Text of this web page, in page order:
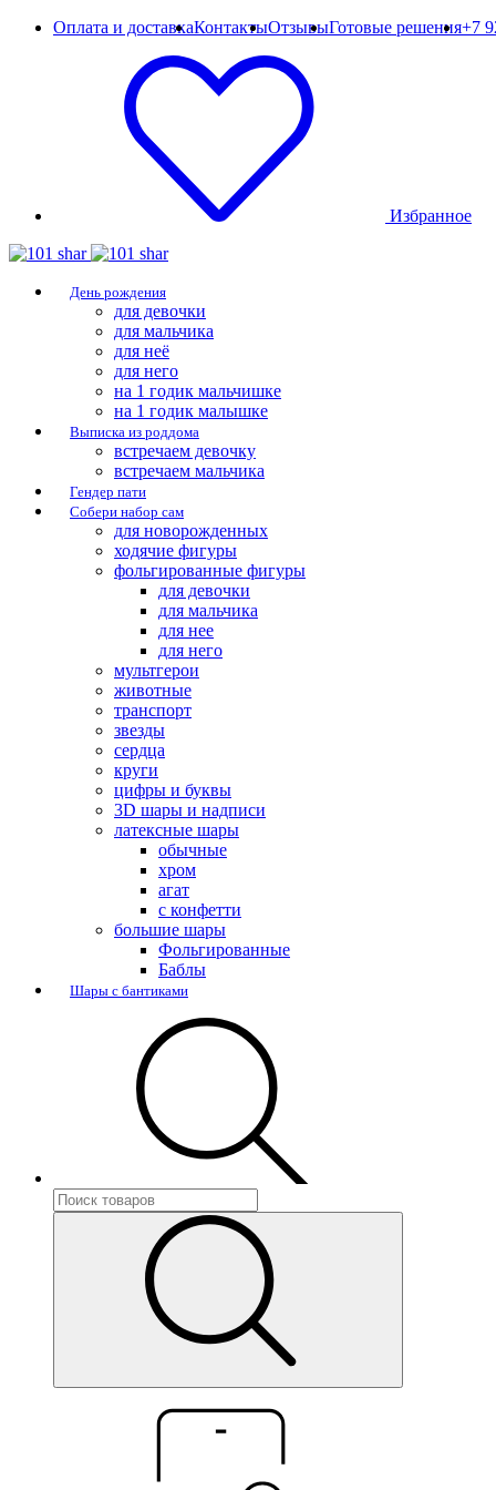
Оплата и доставкаКонтактыОтзывыГотовые решения+7
Избранное
День рождения
для девочки
для мальчика
для неё
для него
на 1 годик мальчишке
на 1 годик малышке
Выписка из роддома
встречаем девочку
встречаем мальчика
Гендер пати
Собери набор сам
для новорожденных
ходячие фигуры
фольгированные фигуры
для девочки
для мальчика
для нее
для него
мультгерои
животные
транспорт
звезды
сердца
круги
цифры и буквы
3D шары и надписи
латексные шары
обычные
хром
агат
с конфетти
большие шары
Фольгированные
Баблы
Шары с бантиками